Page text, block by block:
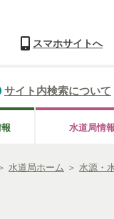
スマホサイトへ
サイト内検索について
水道局情報
水道局ホーム ＞ 水源・